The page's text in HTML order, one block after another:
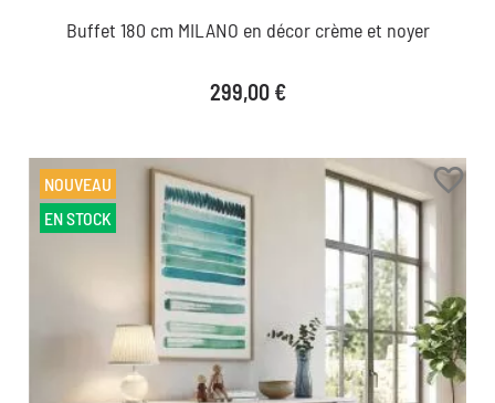
Buffet 180 cm MILANO en décor crème et noyer
Prix
299,00 €
favorite_border
NOUVEAU
EN STOCK